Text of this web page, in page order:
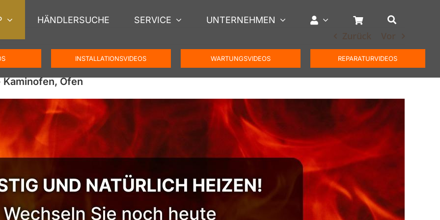
HÄNDLERSUCHE SERVICE UNTERNEHMEN
INSTALLATIONSVIDEOS WARTUNGSVIDEOS REPARATURVIDEOS
Zurück Vor
Kaminofen, Ofen